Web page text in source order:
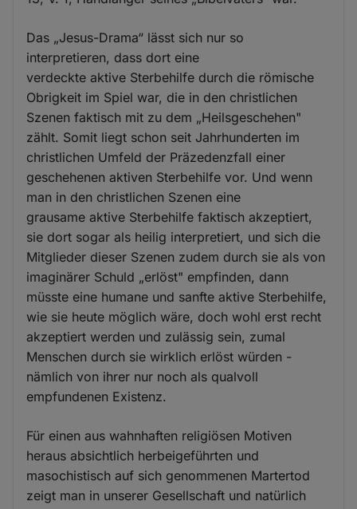
Das „Jesus-Drama“ lässt sich nur so
interpretieren, dass dort eine
verdeckte aktive Sterbehilfe durch die römische
Obrigkeit im Spiel war, die in den christlichen
Szenen faktisch mit zu dem „Heilsgeschehen"
zählt. Somit liegt schon seit Jahrhunderten im
christlichen Umfeld der Präzedenzfall einer
geschehenen aktiven Sterbehilfe vor. Und wenn
man in den christlichen Szenen eine
grausame aktive Sterbehilfe faktisch akzeptiert,
sie dort sogar als heilig interpretiert, und sich die
Mitglieder dieser Szenen zudem durch sie als von
imaginärer Schuld „erlöst" empfinden, dann
müsste eine humane und sanfte aktive Sterbehilfe,
wie sie heute möglich wäre, doch wohl erst recht
akzeptiert werden und zulässig sein, zumal
Menschen durch sie wirklich erlöst würden -
nämlich von ihrer nur noch als qualvoll
empfundenen Existenz.
Für einen aus wahnhaften religiösen Motiven
heraus absichtlich herbeigeführten und
masochistisch auf sich genommenen Martertod
zeigt man in unserer Gesellschaft und natürlich